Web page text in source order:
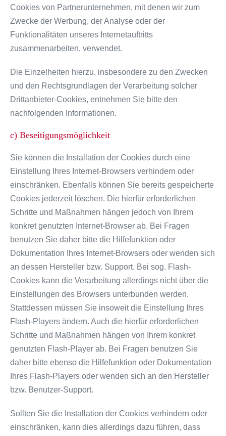
Cookies von Partnerunternehmen, mit denen wir zum
Zwecke der Werbung, der Analyse oder der
Funktionalitäten unseres Internetauftritts
zusammenarbeiten, verwendet.
Die Einzelheiten hierzu, insbesondere zu den Zwecken
und den Rechtsgrundlagen der Verarbeitung solcher
Drittanbieter-Cookies, entnehmen Sie bitte den
nachfolgenden Informationen.
c) Beseitigungsmöglichkeit
Sie können die Installation der Cookies durch eine
Einstellung Ihres Internet-Browsers verhindern oder
einschränken. Ebenfalls können Sie bereits gespeicherte
Cookies jederzeit löschen. Die hierfür erforderlichen
Schritte und Maßnahmen hängen jedoch von Ihrem
konkret genutzten Internet-Browser ab. Bei Fragen
benutzen Sie daher bitte die Hilfefunktion oder
Dokumentation Ihres Internet-Browsers oder wenden sich
an dessen Hersteller bzw. Support. Bei sog. Flash-
Cookies kann die Verarbeitung allerdings nicht über die
Einstellungen des Browsers unterbunden werden.
Stattdessen müssen Sie insoweit die Einstellung Ihres
Flash-Players ändern. Auch die hierfür erforderlichen
Schritte und Maßnahmen hängen von Ihrem konkret
genutzten Flash-Player ab. Bei Fragen benutzen Sie
daher bitte ebenso die Hilfefunktion oder Dokumentation
Ihres Flash-Players oder wenden sich an den Hersteller
bzw. Benutzer-Support.
Sollten Sie die Installation der Cookies verhindern oder
einschränken, kann dies allerdings dazu führen, dass